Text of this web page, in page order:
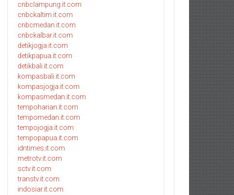
cnbclampung.it.com
cnbckaltim.it.com
cnbcmedan.it.com
cnbckalbar.it.com
detikjogja.it.com
detikpapua.it.com
detikbali.it.com
kompasbali.it.com
kompasjogja.it.com
kompasmedan.it.com
tempoharian.it.com
tempomedan.it.com
tempojogja.it.com
tempopapua.it.com
idntimes.it.com
metrotv.it.com
sctv.it.com
transtv.it.com
indosiar.it.com